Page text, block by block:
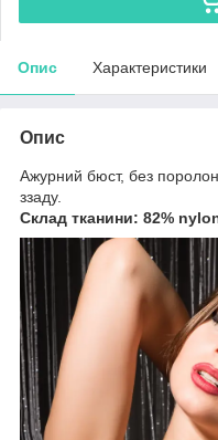
Опис Характеристики
Опис
Ажурний бюст, без
ззаду.
Склад тканини: 82%